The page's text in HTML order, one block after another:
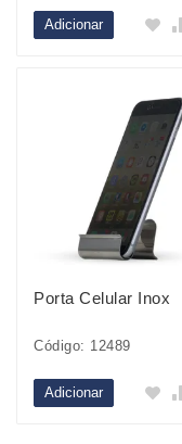
Adicionar
Porta Celular Inox
Código: 12489
Adicionar